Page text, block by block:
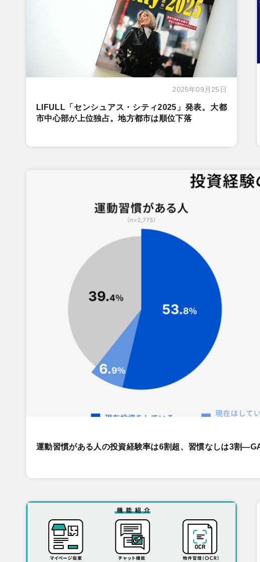
2025年09月25日
LIFULL「センシュアス・シティ2025」発表。大都
市中心部が上位独占。地方都市は順位下落
運動習慣がある人の投資経験率は6割超、習慣なしは3割